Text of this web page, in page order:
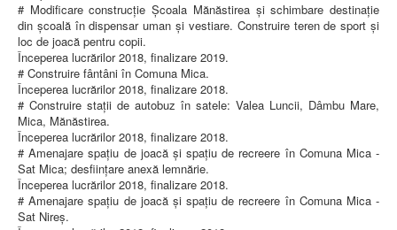
# Modificare construcție Școala Mănăstirea și schimbare destinație
din școală în dispensar uman și vestiare. Construire teren de sport și
loc de joacă pentru copii.
Începerea lucrărilor 2018, finalizare 2019.
# Construire fântâni în Comuna Mica.
Începerea lucrărilor 2018, finalizare 2018.
# Construire stații de autobuz în satele: Valea Luncii, Dâmbu Mare,
Mica, Mănăstirea.
Începerea lucrărilor 2018, finalizare 2018.
# Amenajare spațiu de joacă și spațiu de recreere în Comuna Mica -
Sat Mica; desființare anexă lemnărie.
Începerea lucrărilor 2018, finalizare 2018.
# Amenajare spațiu de joacă și spațiu de recreere în Comuna Mica -
Sat Nireș.